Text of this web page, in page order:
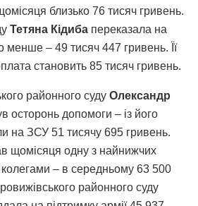
близько 76 тисяч гривень.
Тетяна Кідиба переказала на
менше – 49 тисяч 447 гривень. Її
становить 85 тисяч гривень.
районного суду Олександр
осторонь допомоги – із його
на ЗСУ 51 тисячу 695 гривень.
щомісяця одну з найнижчих
колегами – в середньому 63 500
районного суду